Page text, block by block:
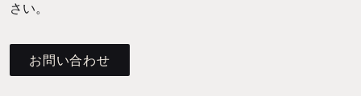
さい。
お問い合わせ